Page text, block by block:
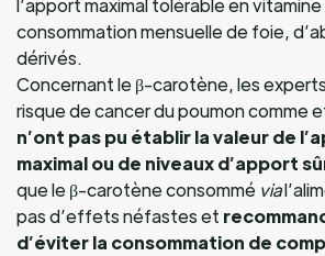
l’apport maximal tolérable en
consommation mensuelle de foie,
dérivés.
Concernant le β-carotène, les
risque de cancer du poumon comme
n’ont pas pu établir la valeur de
maximal ou de niveaux d’apport
que le β-carotène consommé via
pas d’effets néfastes et
d’éviter la consommation de